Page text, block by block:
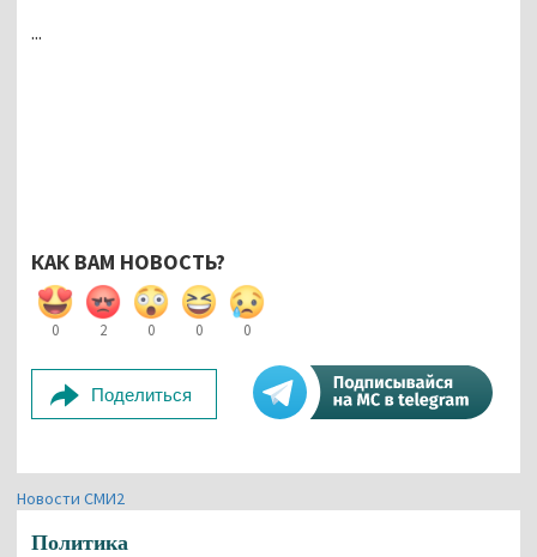
...
КАК ВАМ НОВОСТЬ?
0 2 0 0 0
Поделиться
Новости СМИ2
Политика